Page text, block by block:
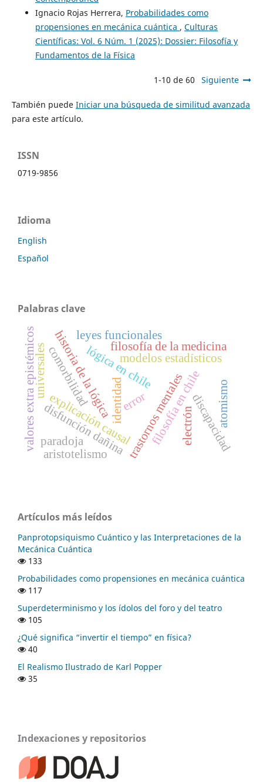
Ignacio Rojas Herrera, Probabilidades como
propensiones en mecánica cuántica , Culturas
Científicas: Vol. 6 Núm. 1 (2025): Dossier: Filosofía y
Fundamentos de la Física
1-10 de 60 Siguiente
También puede Iniciar una búsqueda de similitud avanzada
para este artículo.
ISSN
0719-9856
Idioma
English
Español
Palabras clave
filosofía en chile
lógica en chile
identidad
historia de la lógica modelos estadísticos
error
explicación causaltrastornos mentales
disfunción dañina discapacidad
comorbilidad
universales
leyes funcionales
aristotelismo
valores extra epistémicos electrón atomismo
filosofía de la medicina
paradoja
Artículos más leídos
Panprotopsiquismo Cuántico y las Interpretaciones de la
Mecánica Cuántica
133
Probabilidades como propensiones en mecánica cuántica
117
Superdeterminismo y los ídolos del foro y del teatro
105
¿Qué significa “invertir el tiempo” en física?
40
El Realismo Ilustrado de Karl Popper
35
Indexaciones y repositorios